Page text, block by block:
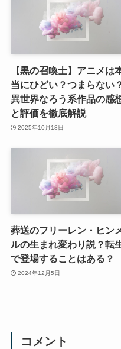
【黒の召喚士】アニメは
当にひどい？つまらない
異世界なろう系作品の感
と評価を徹底解説
2025年10月18日
葬送のフリーレン・ヒン
ルの生まれ変わり説？転
で登場することはある？
2024年12月5日
コメント